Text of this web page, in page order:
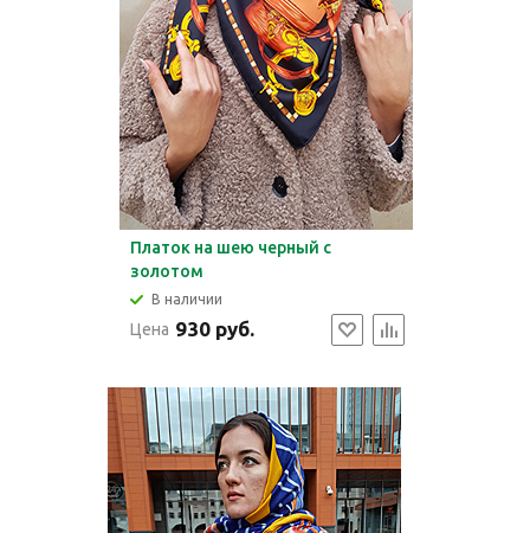
Платок на шею черный с
золотом
В наличии
Цена 930 руб.